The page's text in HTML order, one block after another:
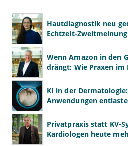
Hautdiagnostik neu
Echtzeit-
Wenn Amazon in den
drängt: Wie Praxen
KI in der
Anwendungen
Privatpraxis statt KV-
Kardiologen heute